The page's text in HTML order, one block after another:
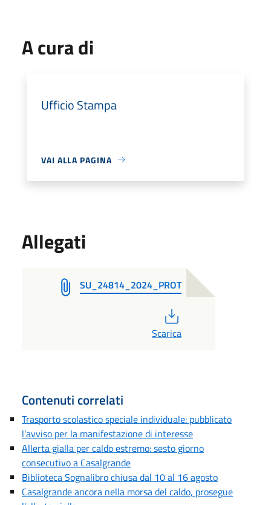
A cura di
Ufficio Stampa
VAI ALLA PAGINA
Allegati
SU_24814_2024_PROT
Scarica
Contenuti correlati
Trasporto scolastico speciale individuale: pubblicato
l’avviso per la manifestazione di interesse
Allerta gialla per caldo estremo: sesto giorno
consecutivo a Casalgrande
Biblioteca Sognalibro chiusa dal 10 al 16 agosto
Casalgrande ancora nella morsa del caldo, prosegue